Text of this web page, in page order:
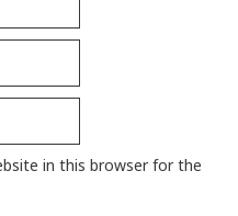
in this browser for the